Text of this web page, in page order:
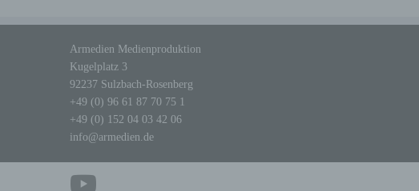
Armedien Medienproduktion
Kugelplatz 3
92237 Sulzbach-Rosenberg
+49 (0) 96 61 87 70 75 1
+49 (0) 152 04 03 42 06
info@armedien.de